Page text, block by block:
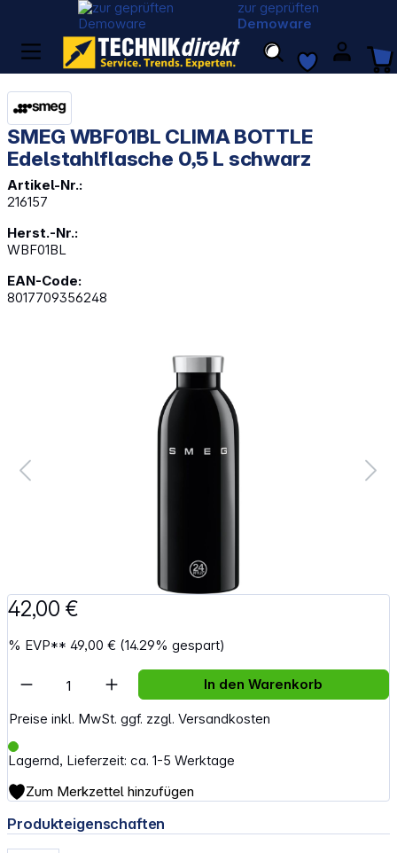
zur geprüften
Demoware
SMEG WBF01BL CLIMA BOTTLE
Edelstahlflasche 0,5 L schwarz
Artikel-Nr.:
216157
Herst.-Nr.:
WBF01BL
EAN-Code:
8017709356248
42,00 €
% EVP**49,00 € (14.29% gespart)
Preise inkl. MwSt. ggf. zzgl. Versandkosten
Lagernd, Lieferzeit: ca. 1-5 Werktage
Artikel Anzahl: Gib den gewünschten
In den Warenkorb
Zum Merkzettel hinzufügen
Produkteigenschaften